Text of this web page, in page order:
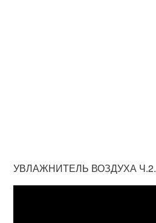
УВЛАЖНИТЕЛЬ ВОЗДУХА Ч.2.